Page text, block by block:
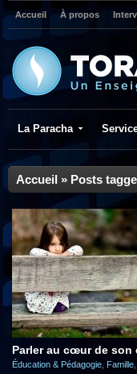
Accueil À propos
La Paracha
Accueil » Posts
Parler au cœur de son
Éducation & Pédagogie Famille